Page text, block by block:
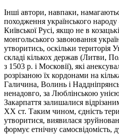
Інші автори, навпаки,
походження українського
Київської Русі, якщо не в
монгольського завоювання
утворитись, оскільки територія
складі кількох держав (Литви,
з 1503 р. і Московії), які
розрізаною їх кордонами на
Галичина, Волинь і
ненадовго, за Люблінською
Закарпаття залишалися
ХХ ст. Таким чином, єдність
утворитися, виявилася
формує етнічну самосвідомість,